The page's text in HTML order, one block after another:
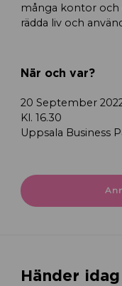
många kontor och
rädda liv och
När och var?
20 September
Kl. 16.30
Uppsala Business
Händer idag